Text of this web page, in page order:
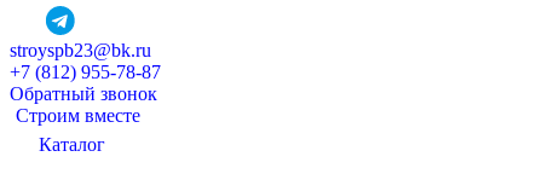
stroyspb23@bk.ru
+7 (812) 955-78-87
Обратный звонок
Строим вместе
Каталог